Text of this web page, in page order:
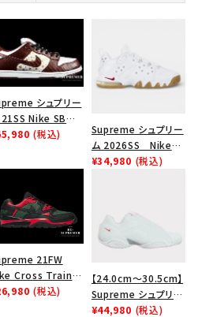
シュプリー
21SS Nike SB
Low ナイキSB
(税込)
Supreme シュプリー
ム 2026SS Nike
SB Air Max 2 CB 94
¥34,980 (税込)
21FW
Cross Trainer
ナイキクロスト
(税込)
【24.0cm～30.5cm】
Supreme シュプリー
ム 2023AW Nike
¥44,980 (税込)